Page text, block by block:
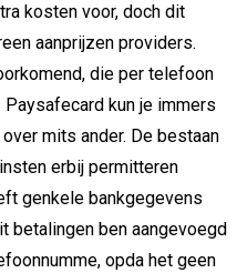
kosten voor, doch dit
aanprijzen providers.
die per telefoon
kun je immers
mits ander. De bestaan
erbij permitteren
genkele bankgegevens
betalingen ben aangevoegd
opda het geen